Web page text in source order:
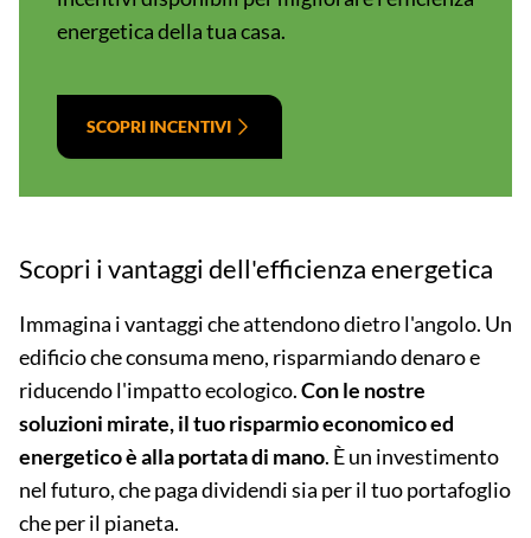
energetica della tua casa.
SCOPRI INCENTIVI
Scopri i vantaggi dell'efficienza energetica
Immagina i vantaggi che attendono dietro l'angolo. Un
edificio che consuma meno, risparmiando denaro e
riducendo l'impatto ecologico.Con le nostre
soluzioni mirate, il tuo risparmio economico ed
energetico è alla portata di mano. È un investimento
nel futuro, che paga dividendi sia per il tuo portafoglio
che per il pianeta.